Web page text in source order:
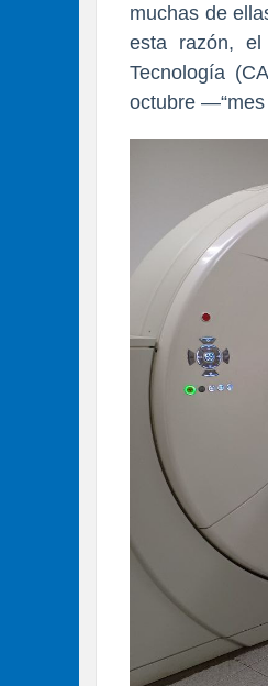
muchas de
esta razón, el
Tecnología
octubre